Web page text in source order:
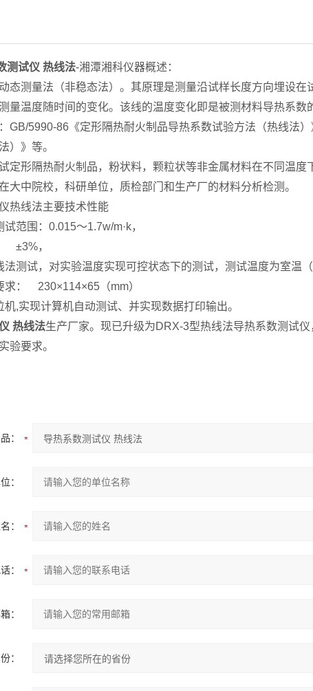
测试仪 热线法-湘潭湘科仪器概述：
态测量法（非稳态法）。其原理是测量沿试样长度方向埋设
量温度随时间的变化。该线的温度变化即是被测材料导热系数
GB/5990-86《定形隔热耐火制品导热系数试验方法（热线法
）》等。
定形隔热耐火制品，粉状料，颗粒状等非金属材料在不同温
大中院校，科研单位，质检部门和生产厂的材料分析检测。
热线法主要技术性能
范围：0.015～1.7w/m·k，
±3%，
法测试，对实验温度实现可控状态下的测试，测试温度为室温
求： 230×114×65（mm）
机,实现计算机自动测试、并实现数据打印输出。
热线法生产厂家。现已升级为DRX-3型热线法导热系数测试
验要求。
：
：
：
：
：
：